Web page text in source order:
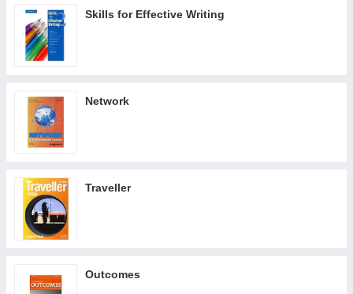
Skills for Effective Writing
Network
Traveller
Outcomes